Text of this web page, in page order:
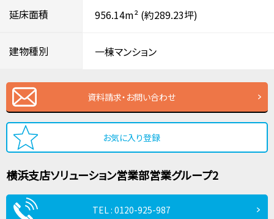
延床面積 956.14m² (約289.23坪)
建物種別 一棟マンション
資料請求・お問い合わせ
お気に入り登録
横浜支店ソリューション営業部営業グループ2
TEL : 0120-925-987